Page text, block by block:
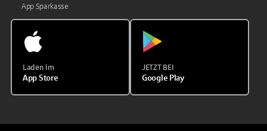
App Sparkasse
Laden im
App Store
JETZT BEI
Google Play